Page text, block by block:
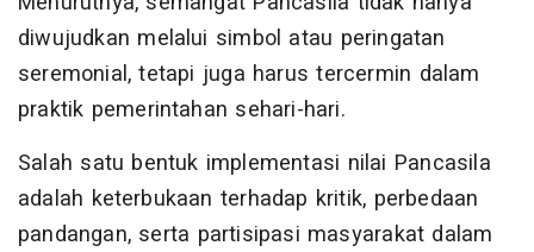
diwujudkan melalui simbol atau peringatan
seremonial, tetapi juga harus tercermin dalam
praktik pemerintahan sehari-hari.
Salah satu bentuk implementasi nilai Pancasila
adalah keterbukaan terhadap kritik, perbedaan
pandangan, serta partisipasi masyarakat dalam